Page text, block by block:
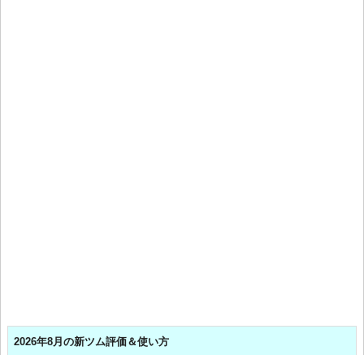
2026年8月の新ツム評価＆使い方